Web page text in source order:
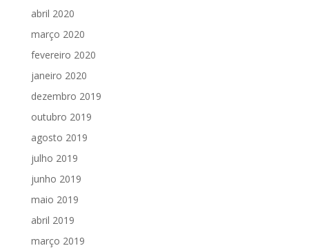
abril 2020
março 2020
fevereiro 2020
janeiro 2020
dezembro 2019
outubro 2019
agosto 2019
julho 2019
junho 2019
maio 2019
abril 2019
março 2019